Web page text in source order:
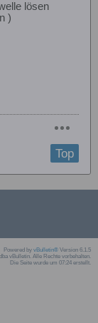
lösen
)
Top
Powered by vBulletin® Version 6.1.5
vBulletin. Alle Rechte vorbehalten.
Die Seite wurde um 07:24 erstellt.